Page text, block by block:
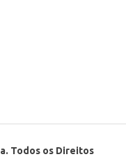
Todos os Direitos